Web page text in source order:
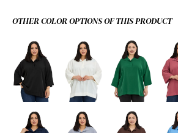
OTHER COLOR OPTIONS OF THIS PRODUCT